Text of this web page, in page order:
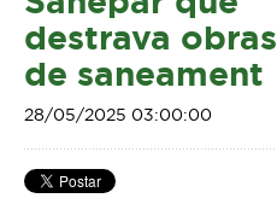
destrava obras
de saneament
28/05/2025 03:00:00